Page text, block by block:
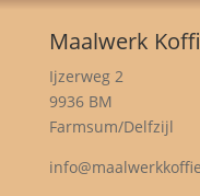
Maalwerk
Ijzerweg 2
9936 BM
Farmsum/Delfzijl